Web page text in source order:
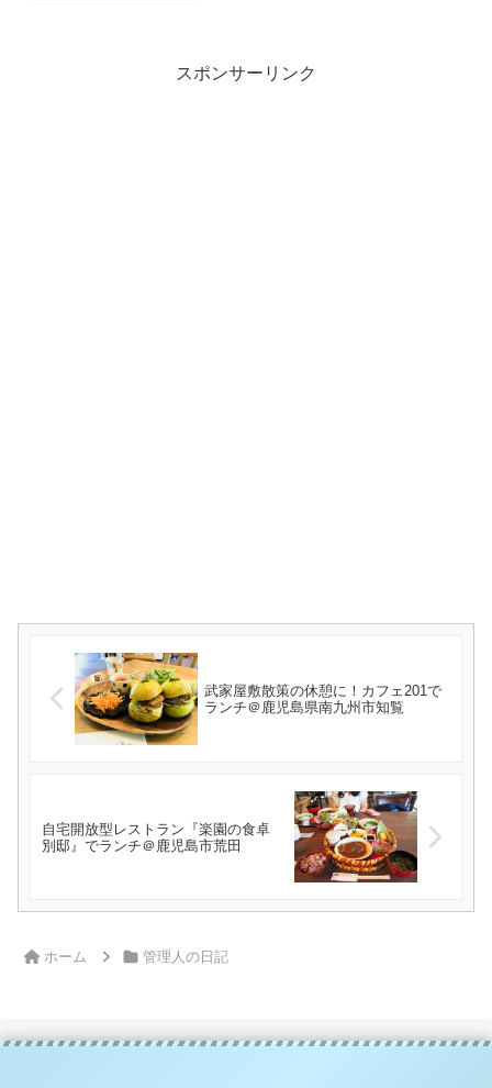
スポンサーリンク
武家屋敷散策の休憩に！カフェ201で
ランチ＠鹿児島県南九州市知覧
自宅開放型レストラン『楽園の食卓
別邸』でランチ＠鹿児島市荒田
ホーム 管理人の日記